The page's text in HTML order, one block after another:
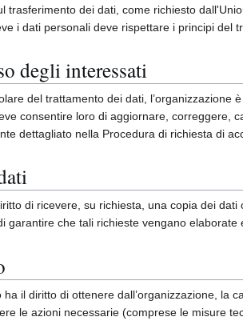
trasferimento dei dati, come richiesto
i dati personali deve rispettare i principi del
degli interessati
del trattamento dei dati,
consentire loro di aggiornare, correggere,
dettagliato nella Procedura di richiesta di
di ricevere, su richiesta, una copia dei
garantire che tali richieste vengano
ha il diritto di ottenere dall’organizzazione,
le azioni necessarie (comprese le misure